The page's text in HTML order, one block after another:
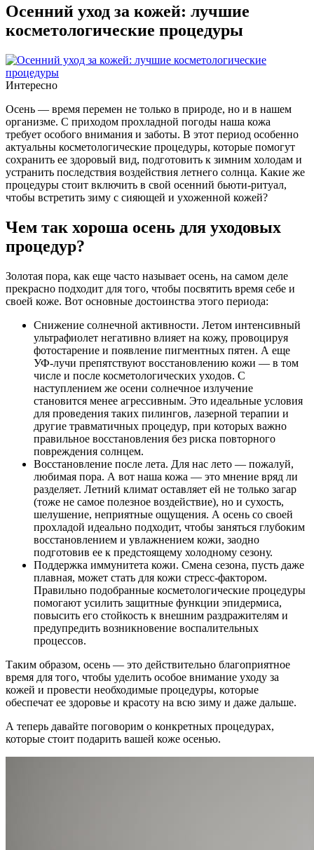
Осенний уход за кожей: лучшие
косметологические процедуры
Интересно
Осень — время перемен не только в природе, но и в нашем
организме. С приходом прохладной погоды наша кожа
требует особого внимания и заботы. В этот период особенно
актуальны косметологические процедуры, которые помогут
сохранить ее здоровый вид, подготовить к зимним холодам и
устранить последствия воздействия летнего солнца. Какие же
процедуры стоит включить в свой осенний бьюти-ритуал,
чтобы встретить зиму с сияющей и ухоженной кожей?
Чем так хороша осень для уходовых
процедур?
Золотая пора, как еще часто называет осень, на самом деле
прекрасно подходит для того, чтобы посвятить время себе и
своей коже. Вот основные достоинства этого периода:
Снижение солнечной активности. Летом интенсивный
ультрафиолет негативно влияет на кожу, провоцируя
фотостарение и появление пигментных пятен. А еще
УФ-лучи препятствуют восстановлению кожи — в том
числе и после косметологических уходов. С
наступлением же осени солнечное излучение
становится менее агрессивным. Это идеальные условия
для проведения таких пилингов, лазерной терапии и
другие травматичных процедур, при которых важно
правильное восстановления без риска повторного
повреждения солнцем.
Восстановление после лета. Для нас лето — пожалуй,
любимая пора. А вот наша кожа — это мнение вряд ли
разделяет. Летний климат оставляет ей не только загар
(тоже не самое полезное воздействие), но и сухость,
шелушение, неприятные ощущения. А осень со своей
прохладой идеально подходит, чтобы заняться глубоким
восстановлением и увлажнением кожи, заодно
подготовив ее к предстоящему холодному сезону.
Поддержка иммунитета кожи. Смена сезона, пусть даже
плавная, может стать для кожи стресс-фактором.
Правильно подобранные косметологические процедуры
помогают усилить защитные функции эпидермиса,
повысить его стойкость к внешним раздражителям и
предупредить возникновение воспалительных
процессов.
Таким образом, осень — это действительно благоприятное
время для того, чтобы уделить особое внимание уходу за
кожей и провести необходимые процедуры, которые
обеспечат ее здоровье и красоту на всю зиму и даже дальше.
А теперь давайте поговорим о конкретных процедурах,
которые стоит подарить вашей коже осенью.